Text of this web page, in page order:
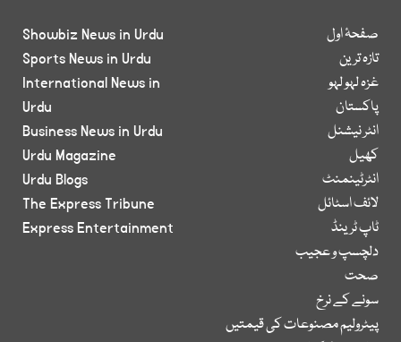
صفحۂ اول
تازہ ترین
غزہ لہو لہو
پاکستان
انٹر نیشنل
کھیل
انٹرٹینمنٹ
لائف اسٹائل
ٹاپ ٹرینڈ
دلچسپ و عجیب
صحت
سونے کے نرخ
پیٹرولیم مصنوعات کی قیمتیں
Showbiz News in Urdu
Sports News in Urdu
International News in
Urdu
Business News in Urdu
Urdu Magazine
Urdu Blogs
The Express Tribune
Express Entertainment